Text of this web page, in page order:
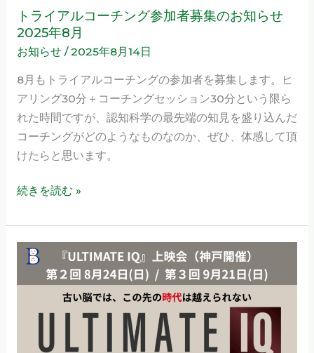
年
月
トライアルコーチング参加者募集のお知らせ
2025年8月
お知らせ/2025年8月14日
8月もトライアルコーチングの参加者を募集します。ヒ
アリング30分＋コーチングセッション30分という限ら
れた時間ですが、認知科学の最先端の知見を盛り込んだ
コーチングがどのようなものなのか、ぜひ、体感して頂
けたらと思います。
ン
グ
参
者
募
集
の
お
続きを読む »
『ULTIMATE
上